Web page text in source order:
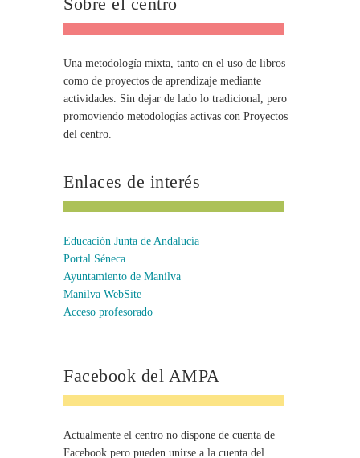
Una metodología mixta, tanto en el uso de libros
como de proyectos de aprendizaje mediante
actividades. Sin dejar de lado lo tradicional, pero
promoviendo metodologías activas con Proyectos
del centro.
Enlaces de interés
Educación Junta de Andalucía
Portal Séneca
Ayuntamiento de Manilva
Manilva WebSite
Acceso profesorado
Facebook del AMPA
Actualmente el centro no dispone de cuenta de
Facebook pero pueden unirse a la cuenta del